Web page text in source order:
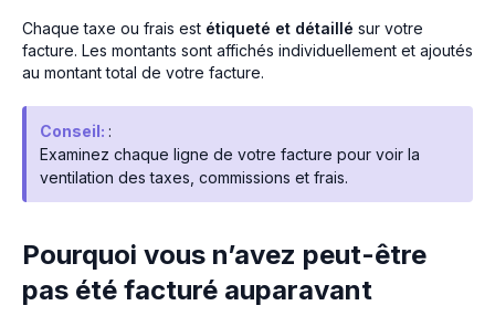
Chaque taxe ou frais est étiqueté et détaillé sur votre
facture. Les montants sont affichés individuellement et ajoutés
au montant total de votre facture.
Conseil: :
Examinez chaque ligne de votre facture pour voir la
ventilation des taxes, commissions et frais.
Pourquoi vous n’avez peut-être
pas été facturé auparavant